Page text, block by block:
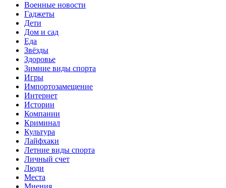
Военные новости
Гаджеты
Дети
Дом и сад
Еда
Звёзды
Здоровье
Зимние виды спорта
Игры
Импортозамещение
Интернет
Истории
Компании
Криминал
Культура
Лайфхаки
Летние виды спорта
Личный счет
Люди
Места
Мнения